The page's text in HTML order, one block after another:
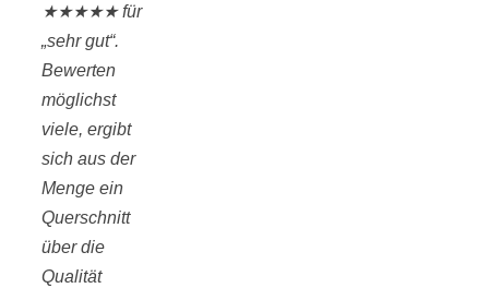
★★★★★ für
„sehr gut“.
Bewerten
möglichst
viele, ergibt
sich aus der
Menge ein
Querschnitt
über die
Qualität